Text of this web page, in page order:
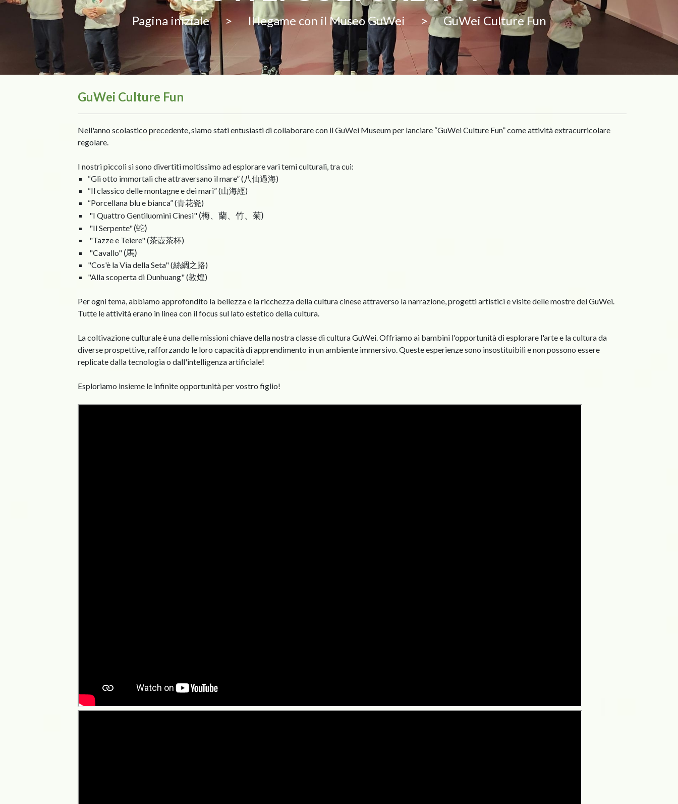
Pagina iniziale > Il legame con il Museo GuWei > GuWei Culture Fun
GuWei Culture Fun
Nell'anno scolastico precedente, siamo stati entusiasti di collaborare con il GuWei Museum per lanciare “GuWei Culture Fun” come attività extracurricolare
regolare.
I nostri piccoli si sono divertiti moltissimo ad esplorare vari temi culturali, tra cui:
“Gli otto immortali che attraversano il mare” (八仙過海)
“Il classico delle montagne e dei mari” (山海經)
“Porcellana blu e bianca” (青花瓷)
"I Quattro Gentiluomini Cinesi" (梅、蘭、竹、菊)
"Il Serpente"(蛇)
"Tazze e Teiere" (茶壺茶杯)
"Cavallo" (馬)
"Cos'è la Via della Seta" (絲綢之路)
"Alla scoperta di Dunhuang" (敦煌)
Per ogni tema, abbiamo approfondito la bellezza e la ricchezza della cultura cinese attraverso la narrazione, progetti artistici e visite delle mostre del GuWei.
Tutte le attività erano in linea con il focus sul lato estetico della cultura.
La coltivazione culturale è una delle missioni chiave della nostra classe di cultura GuWei. Offriamo ai bambini l'opportunità di esplorare l'arte e la cultura da
diverse prospettive, rafforzando le loro capacità di apprendimento in un ambiente immersivo. Queste esperienze sono insostituibili e non possono essere
replicate dalla tecnologia o dall'intelligenza artificiale!
Esploriamo insieme le infinite opportunità per vostro figlio!